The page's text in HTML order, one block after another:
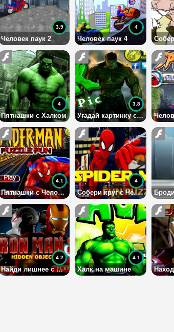
Человек паук 2
3.9
Человек паук 4
4
Пятнашки с Халком
4
Угадай картинку с Халком
3.8
Пятнашки с Человеком Пауком
4.1
Собери круг с Человеком Пауком
4
Найди лишнее с железным человеком
4.2
Халк на машине
4.1